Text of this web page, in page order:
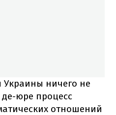
Украины ничего не
де-юре процесс
отношений